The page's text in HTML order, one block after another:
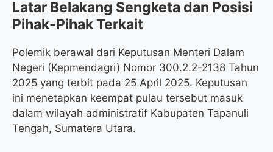
Latar Belakang Sengketa dan Posisi
Pihak-Pihak Terkait
Polemik berawal dari Keputusan Menteri Dalam
Negeri (Kepmendagri) Nomor 300.2.2-2138 Tahun
2025 yang terbit pada 25 April 2025. Keputusan
ini menetapkan keempat pulau tersebut masuk
dalam wilayah administratif Kabupaten Tapanuli
Tengah, Sumatera Utara.